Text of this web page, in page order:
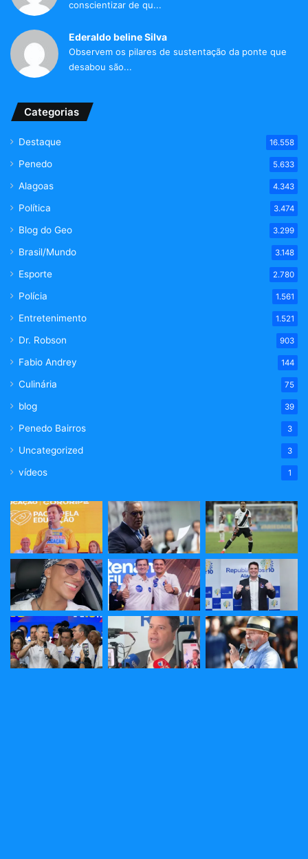
conscientizar de qu...
Ederaldo beline Silva
Observem os pilares de sustentação da ponte que
desabou são...
Categorias
Destaque 16.558
Penedo 5.633
Alagoas 4.343
Política 3.474
Blog do Geo 3.299
Brasil/Mundo 3.148
Esporte 2.780
Polícia 1.561
Entretenimento 1.521
Dr. Robson 903
Fabio Andrey 144
Culinária 75
blog 39
Penedo Bairros 3
Uncategorized 3
vídeos 1